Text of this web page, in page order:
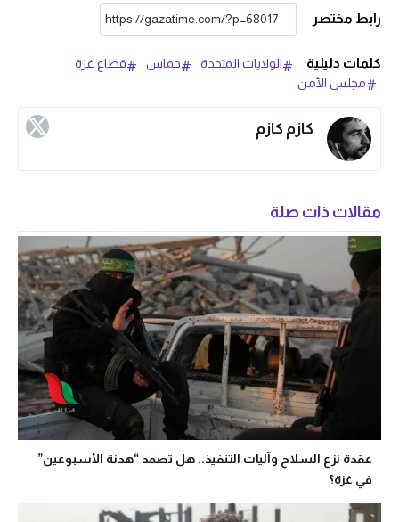
رابط مختصر
كلمات دليلية الولايات المتحدة حماس
قطاع غزة
مجلس الأمن
كازم كازم
مقالات ذات صلة
عقدة نزع السلاح وآليات التنفيذ.. هل تصمد “هدنة الأسبوعين”
في غزة؟